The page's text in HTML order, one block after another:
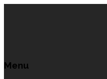
Menu